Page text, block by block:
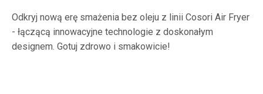
Odkryj nową erę smażenia bez oleju z linii Cosori Air Fryer
- łączącą innowacyjne technologie z doskonałym
designem. Gotuj zdrowo i smakowicie!